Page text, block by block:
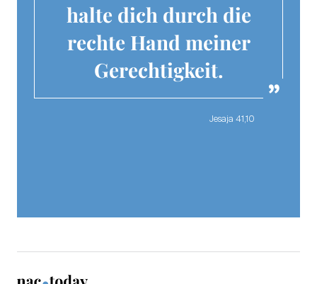
halte dich durch die
rechte Hand meiner
Gerechtigkeit.
Jesaja 41,10